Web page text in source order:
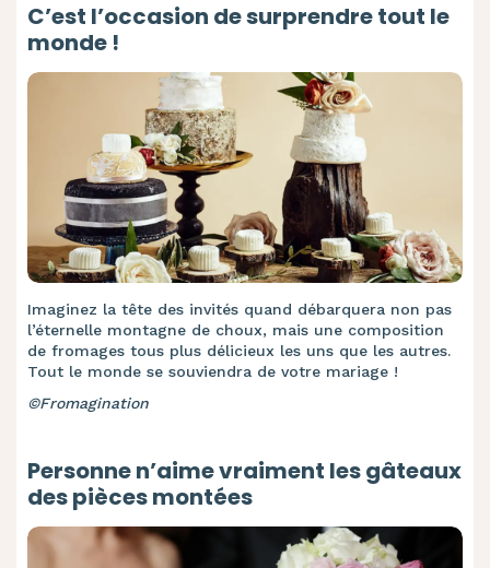
C’est l’occasion de surprendre tout le
monde !
Imaginez la tête des invités quand débarquera non pas
l’éternelle montagne de choux, mais une composition
de fromages tous plus délicieux les uns que les autres.
Tout le monde se souviendra de votre mariage !
©Fromagination
Personne n’aime vraiment les gâteaux
des pièces montées